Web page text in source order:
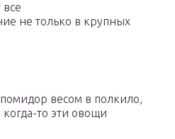
не только в крупных
весом в полкило,
когда-то эти овощи